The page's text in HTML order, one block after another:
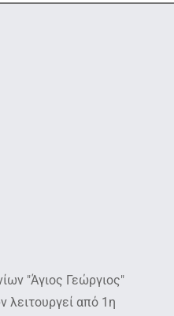
"Άγιος Γεώργιος"
λειτουργεί από 1η